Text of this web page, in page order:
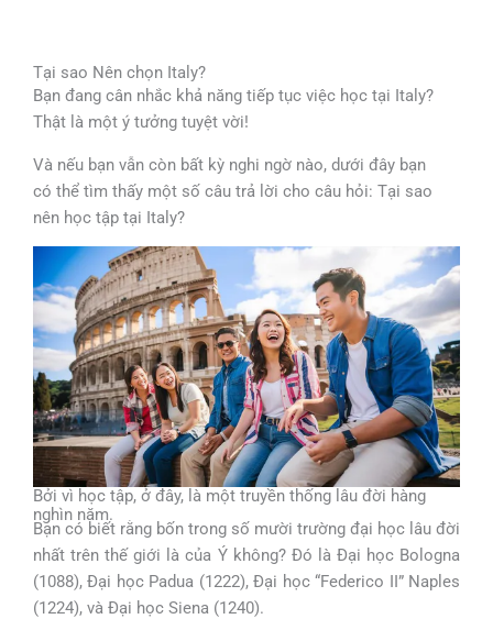
Tại sao Nên chọn Italy?
Bạn đang cân nhắc khả năng tiếp tục việc học tại Italy?
Thật là một ý tưởng tuyệt vời!
Và nếu bạn vẫn còn bất kỳ nghi ngờ nào, dưới đây bạn
có thể tìm thấy một số câu trả lời cho câu hỏi: Tại sao
nên học tập tại Italy?
Bởi vì học tập, ở đây, là một truyền thống lâu đời hàng
nghìn năm.
Bạn có biết rằng bốn trong số mười trường đại học lâu đời
nhất trên thế giới là của Ý không? Đó là Đại học Bologna
(1088), Đại học Padua (1222), Đại học “Federico II” Naples
(1224), và Đại học Siena (1240).